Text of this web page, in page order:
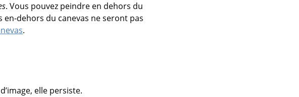
. Vous pouvez peindre en dehors du
dehors du canevas ne seront pas
.
elle persiste.